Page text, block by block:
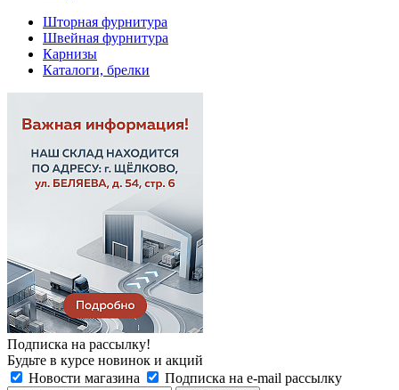
Шторная фурнитура
Швейная фурнитура
Карнизы
Каталоги, брелки
Подписка на рассылку!
Будьте в курсе новинок и акций
Новости магазина
Подписка на e-mail рассылку